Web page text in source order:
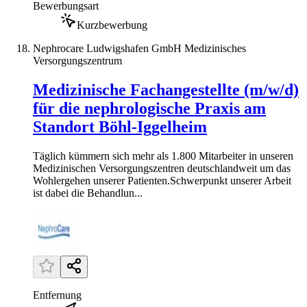
Bewerbungsart
Kurzbewerbung
Nephrocare Ludwigshafen GmbH Medizinisches
Versorgungszentrum
Medizinische Fachangestellte (m/w/d)
für die nephrologische Praxis am
Standort Böhl-Iggelheim
Täglich kümmern sich mehr als 1.800 Mitarbeiter in unseren
Medi­zinischen Ver­sorgungs­zentren deutsch­landweit um das
Wohl­ergehen unserer Patienten.Schwerpunkt unserer Arbeit
ist dabei die Behandlun...
Entfernung